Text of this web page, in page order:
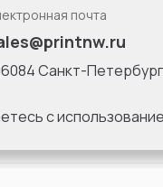
почта
Санкт-
Б, офис 8 с 10:00
с